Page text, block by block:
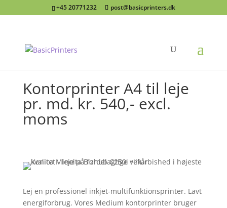
+45 20771232 post@basicprinters.dk
Kontorprinter A4 til leje
pr. md. kr. 540,- excl.
moms
Lej en professionel inkjet-multifunktionsprinter. Lavt
energiforbrug. Vores Medium kontorprinter bruger